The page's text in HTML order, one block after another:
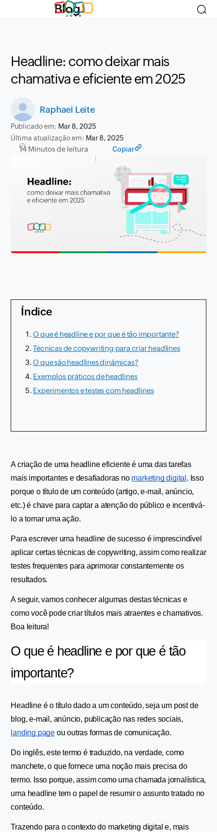
Blog
Headline: como deixar mais
chamativa e eficiente em 2025
Raphael Leite
Publicado em: Mar 8, 2025
Última atualização em: Mar 8, 2025
14 Minutos de leitura Copiar
Índice
O que é headline e por que é tão importante?
Técnicas de copywriting para criar headlines
O que são headlines dinâmicas?
Exemplos práticos de headlines
Experimentos e testes com headlines
A criação de uma headline eficiente é uma das tarefas
mais importantes e desafiadoras no marketing digital . Isso
porque o título de um conteúdo (artigo, e-mail, anúncio,
etc.) é chave para captar a atenção do público e incentivá-
lo a tomar uma ação.
Para escrever uma headline de sucesso é imprescindível
aplicar certas técnicas de copywriting, assim como realizar
testes frequentes para aprimorar constantemente os
resultados.
A seguir, vamos conhecer algumas destas técnicas e
como você pode criar títulos mais atraentes e chamativos.
Boa leitura!
O que é headline e por que é tão
importante?
Headline é o título dado a um conteúdo, seja um post de
blog, e-mail, anúncio, publicação nas redes sociais,
landing page ou outras formas de comunicação.
Do inglês, este termo é traduzido, na verdade, como
manchete, o que fornece uma noção mais precisa do
termo. Isso porque, assim como uma chamada jornalística,
uma headline tem o papel de resumir o assunto tratado no
conteúdo.
Trazendo para o contexto do marketing digital e, mais